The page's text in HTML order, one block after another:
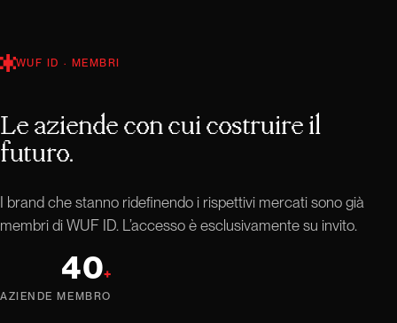
WUF ID · MEMBRI
Le aziende con cui costruire il
futuro.
I brand che stanno ridefinendo i rispettivi mercati sono già
membri di WUF ID. L’accesso è esclusivamente su invito.
40+
AZIENDE MEMBRO